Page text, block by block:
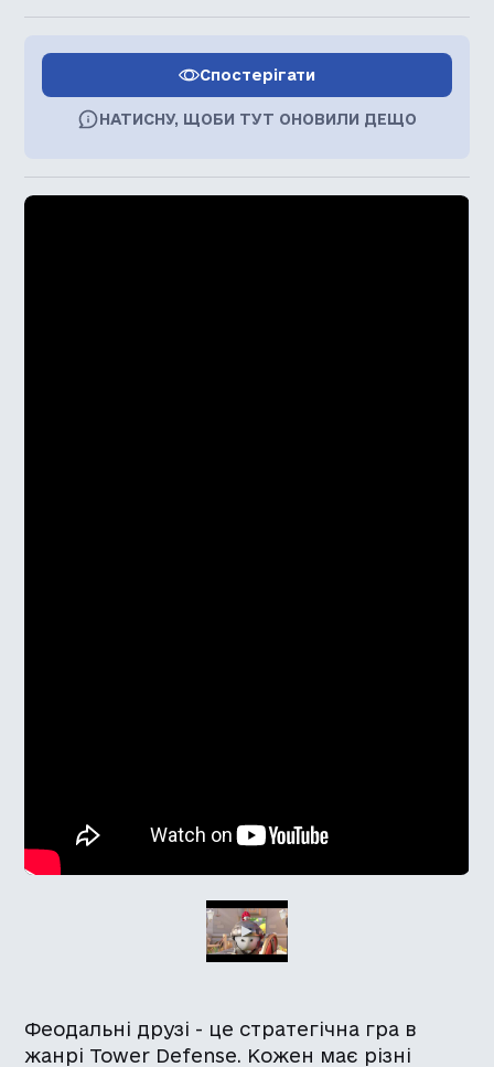
Феодальні друзі - це стратегічна гра в
жанрі Tower Defense. Кожен має різні
Спостерігати
НАТИСНУ, ЩОБИ ТУТ ОНОВИЛИ ДЕЩО